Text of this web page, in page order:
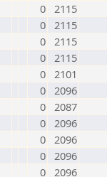
0 2115
0 2115
0 2115
0 2115
0 2101
0 2096
0 2087
0 2096
0 2096
0 2096
0 2096